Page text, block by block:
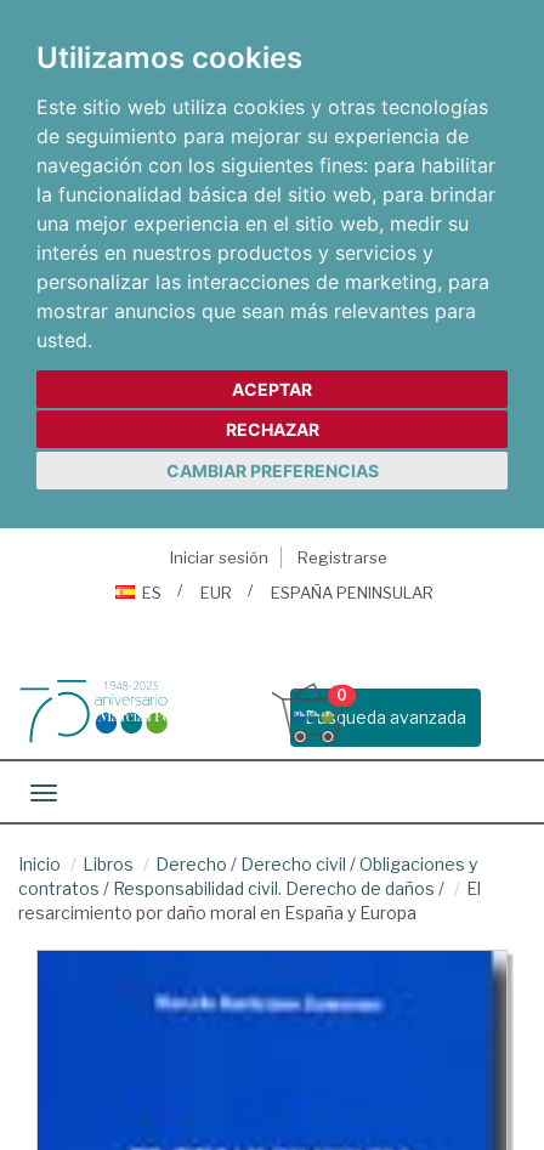
Utilizamos cookies
Este sitio web utiliza cookies y otras tecnologías
de seguimiento para mejorar su experiencia de
navegación con los siguientes fines: para habilitar
la funcionalidad básica del sitio web, para brindar
una mejor experiencia en el sitio web, medir su
interés en nuestros productos y servicios y
personalizar las interacciones de marketing, para
mostrar anuncios que sean más relevantes para
usted.
ACEPTAR
RECHAZAR
CAMBIAR PREFERENCIAS
Iniciar sesión
Registrarse
ES
EUR ESPAÑA PENINSULAR
Busqueda avanzada
0
Toggle navigation
Inicio Libros Derecho / Derecho civil /Obligaciones y
contratos / Responsabilidad civil. Derecho de daños /
El
resarcimiento por daño moral en España y Europa